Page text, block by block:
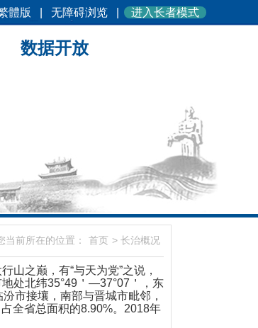
體版 无障碍浏览 进入长者模式
数据开放
当前所在的位置： 首页 > 长治概况
山之巅，有“与天为党”之说，
地处北纬35°49＇—37°07＇，东
市接壤，南部与晋城市毗邻，
全省总面积的8.90%。2018年